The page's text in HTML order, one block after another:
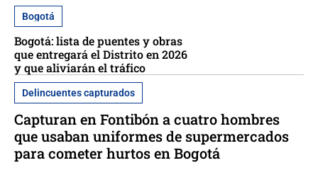
Bogotá
Bogotá: lista de puentes y obras
que entregará el Distrito en 2026
y que aliviarán el tráfico
Delincuentes capturados
Capturan en Fontibón a cuatro hombres
que usaban uniformes de supermercados
para cometer hurtos en Bogotá